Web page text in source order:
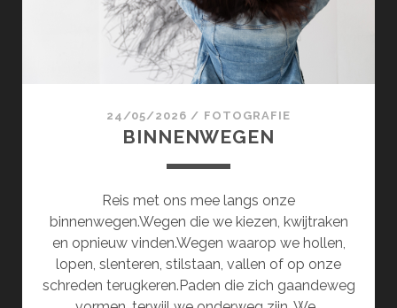
24/05/2026 / FOTOGRAFIE
BINNENWEGEN
Reis met ons mee langs onze
binnenwegen.Wegen die we kiezen, kwijtraken
en opnieuw vinden.Wegen waarop we hollen,
lopen, slenteren, stilstaan, vallen of op onze
schreden terugkeren.Paden die zich gaandeweg